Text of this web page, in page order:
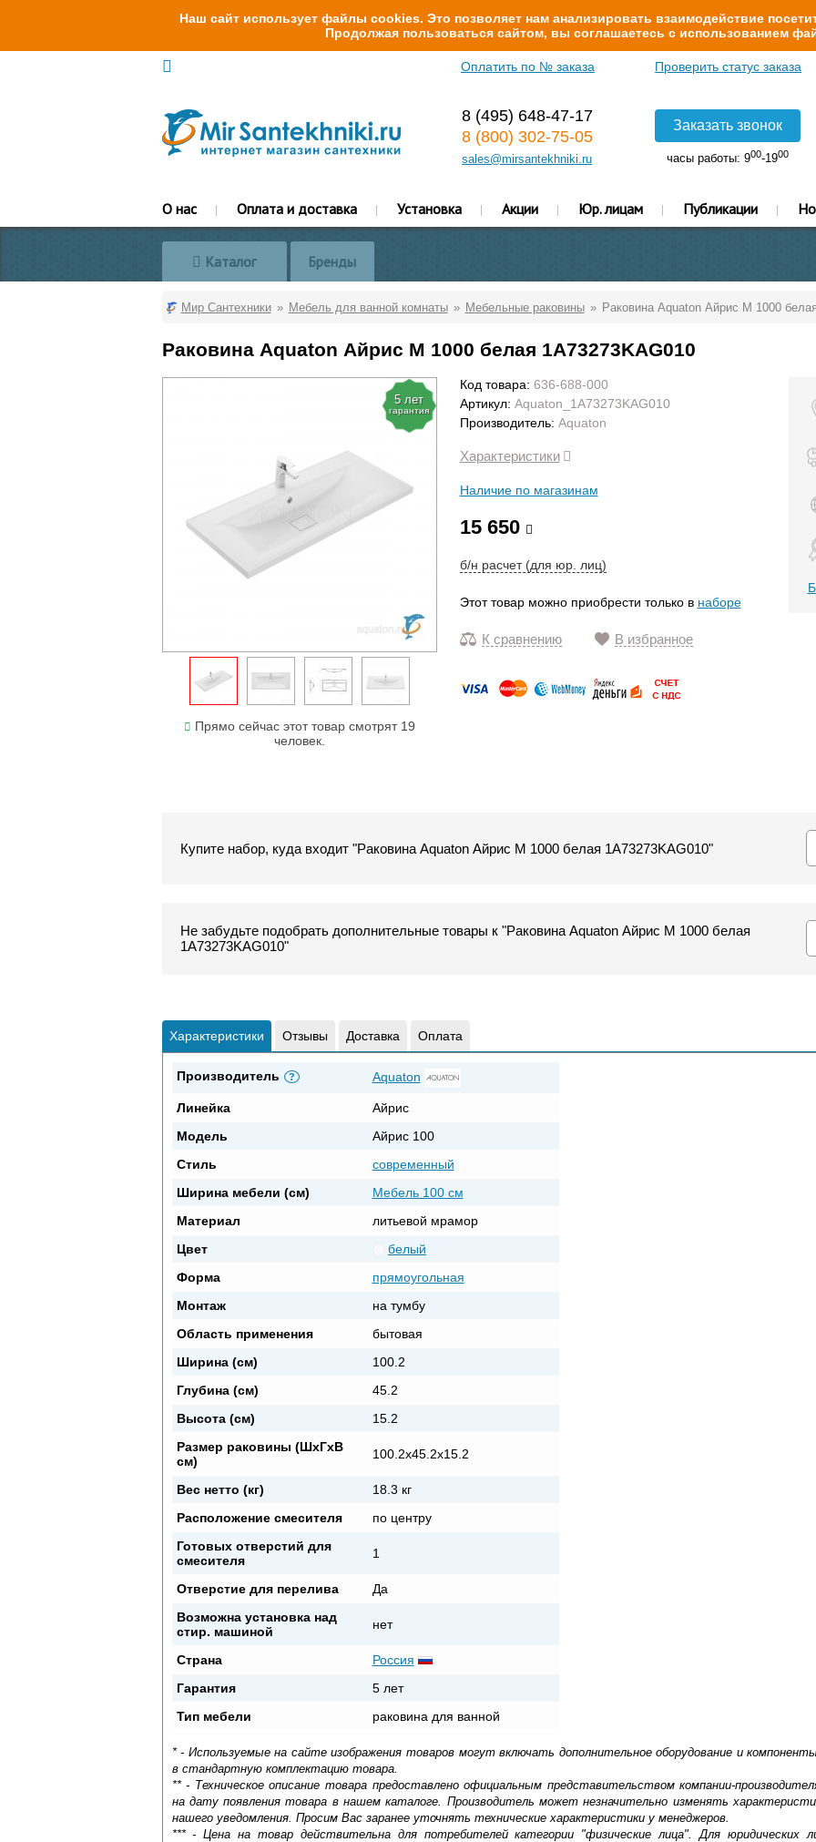
Наш сайт использует файлы cookies. Это позволяет нам анализировать взаимодействие
Продолжая пользоваться сайтом, вы соглашаетесь с использованием
Оплатить по № заказа Проверить статус заказа
8 (495) 648-47-17
8 (800) 302-75-05
sales@mirsantekhniki.ru
Заказать звонок
часы работы: 900-1900
О нас Оплата и доставка Установка Акции Юр. лицам Публикации
Каталог Бренды
Мир Сантехники Мебель для ванной комнаты Мебельные раковины Раковина Aquaton Айрис M 1000
Раковина Aquaton Айрис M 1000 белая 1A73273KAG010
5 лет
гарантия
Прямо сейчас этот товар смотрят 19
человек.
Код товара: 636-688-000
Артикул: Aquaton_1A73273KAG010
Производитель: Aquaton
Характеристики
Наличие по магазинам
15 650
б/н расчет (для юр. лиц)
Этот товар можно приобрести только в наборе
К сравнению В избранное
Купите набор, куда входит "Раковина Aquaton Айрис M 1000 белая 1A73273KAG010"
Не забудьте подобрать дополнительные товары к "Раковина Aquaton Айрис M 1000 белая
1A73273KAG010"
Характеристики Отзывы Доставка Оплата
Производитель ? Aquaton
Линейка
Айрис
Модель
Айрис 100
Стиль
современный
Ширина мебели (см)
Мебель 100 см
Материал
литьевой мрамор
Цвет
белый
Форма
прямоугольная
Монтаж
на тумбу
Область применения
бытовая
Ширина (см)
100.2
Глубина (см)
45.2
Высота (см)
15.2
Размер раковины (ШхГхВ
см)
100.2х45.2х15.2
Вес нетто (кг)
18.3 кг
Расположение смесителя
по центру
Готовых отверстий для
смесителя
1
Отверстие для перелива
Да
Возможна установка над
стир. машиной
нет
Страна
Россия
Гарантия
5 лет
Тип мебели
раковина для ванной
* - Используемые на сайте изображения товаров могут включать дополнительное оборудование и
в стандартную комплектацию товара.
** - Техническое описание товара предоставлено официальным представительством компании-
на дату появления товара в нашем каталоге. Производитель может незначительно изменять
нашего уведомления. Просим Вас заранее уточнять технические характеристики у менеджеров.
*** - Цена на товар действительна для потребителей категории "физические лица". Для юридических